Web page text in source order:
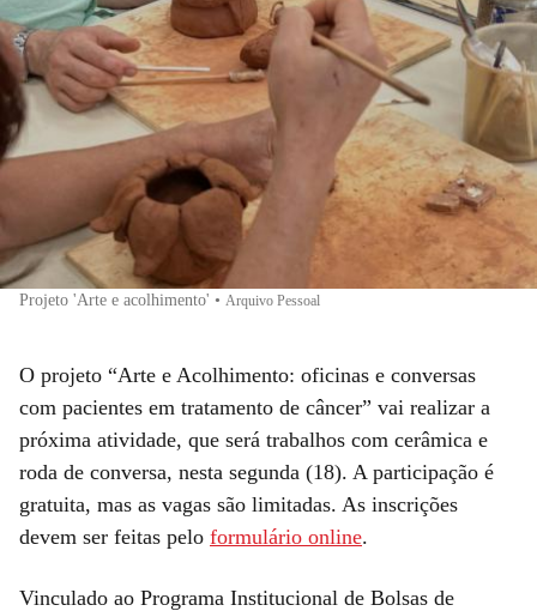
Projeto 'Arte e acolhimento' • Arquivo Pessoal
O projeto “Arte e Acolhimento: oficinas e conversas
com pacientes em tratamento de câncer” vai realizar a
próxima atividade, que será trabalhos com cerâmica e
roda de conversa, nesta segunda (18). A participação é
gratuita, mas as vagas são limitadas. As inscrições
devem ser feitas pelo formulário online.
Vinculado ao Programa Institucional de Bolsas de